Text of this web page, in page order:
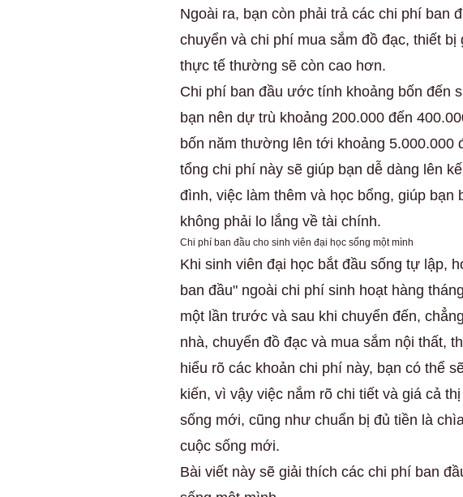
Ngoài ra, bạn còn phải trả các chi phí ban
chuyển và chi phí mua sắm đồ đạc, thiết
thực tế thường sẽ còn cao hơn.
Chi phí ban đầu ước tính khoảng bốn đến
bạn nên dự trù khoảng 200.000 đến
bốn năm thường lên tới khoảng 5.000.000
tổng chi phí này sẽ giúp bạn dễ dàng lên
đình, việc làm thêm và học bổng, giúp bạn
không phải lo lắng về tài chính.
Chi phí ban đầu cho sinh viên đại học sống một mình
Khi sinh viên đại học bắt đầu sống tự lập,
ban đầu" ngoài chi phí sinh hoạt hàng
một lần trước và sau khi chuyển đến,
nhà, chuyển đồ đạc và mua sắm nội thất,
hiểu rõ các khoản chi phí này, bạn có thể
kiến, vì vậy việc nắm rõ chi tiết và giá cả
sống mới, cũng như chuẩn bị đủ tiền là
cuộc sống mới.
Bài viết này sẽ giải thích các chi phí ban